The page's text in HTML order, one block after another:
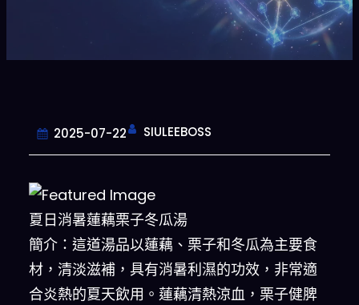
2025-07-22 SIULEEBOSS
夏日消暑蓮藕栗子冬瓜湯
簡介：這道湯品以蓮藕、栗子和冬瓜為主要食
材，清淡滋補，具有消暑利濕的功效，非常適
合炎熱的夏天飲用。蓮藕清熱涼血，栗子健脾